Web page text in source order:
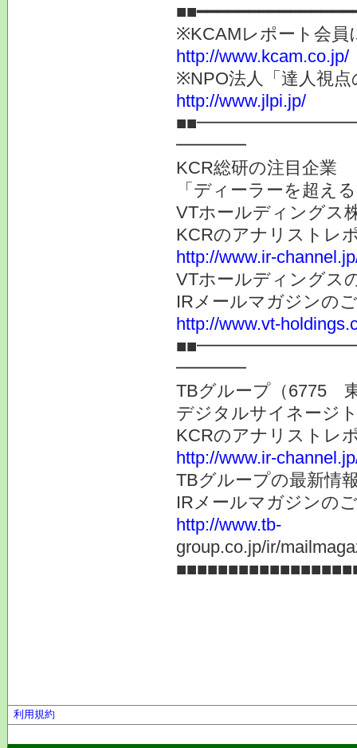
※KCAMレポート会員
http://www.kcam.co.jp/
※NPO法人「達人視
http://www.jlpi.jp/
━━━━
KCR総研の注目企業
「ディーラーを超え
VTホールディングス
KCRのアナリストレ
http://www.ir-
VTホールディングス
IRメールマガジンの
http://www.vt-
━━━━
TBグループ（6775
デジタルサイネージ
KCRのアナリストレ
http://www.ir-
TBグループの最新情
IRメールマガジンの
http://www.tb-
group.co.jp/ir/
利用規約